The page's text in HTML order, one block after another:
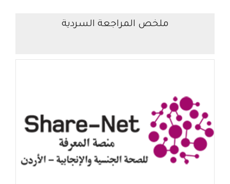
ملخص المراجعة السردية